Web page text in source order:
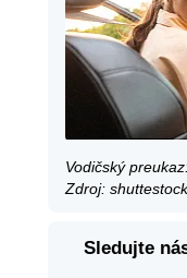
Vodičský
Zdroj:
Sledujte